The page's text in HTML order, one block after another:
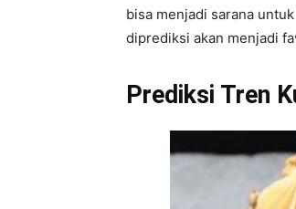
bisa menjadi sarana
diprediksi akan menjadi
Prediksi Tren